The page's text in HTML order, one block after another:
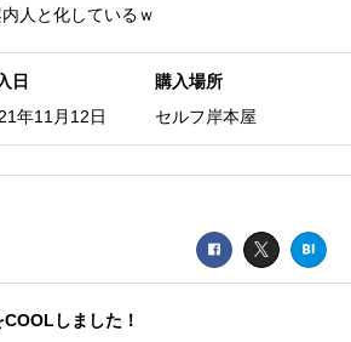
人と化しているｗ
日
年11月12日
購入場所
セルフ岸本屋
しました！